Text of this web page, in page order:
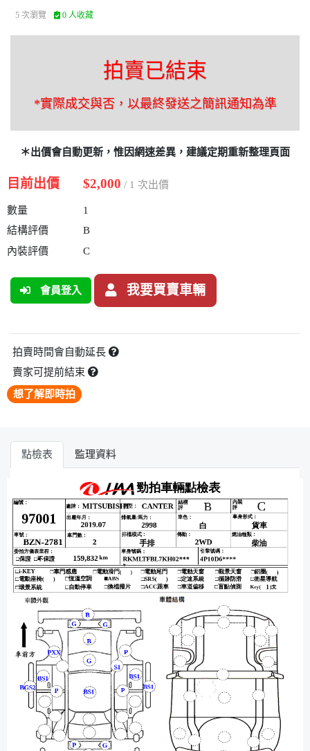
5 次瀏覽 0 人收藏
拍賣已結束
*實際成交與否，以最終發送之簡訊通知為準
＊出價會自動更新，惟因網速差異，建議定期重新整理頁面
目前出價 $2,000 / 1 次出價
數量
1
結構評價
B
內裝評價
C
會員登入 我要買賣車輛
拍賣時間會自動延長
賣家可提前結束
想了解即時拍
點檢表 監理資料